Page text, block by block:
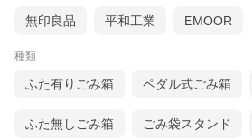
無印良品 平和工業 EMOOR
種類
ふた有りごみ箱 ペダル式ごみ箱
ふた無しごみ箱 ごみ袋スタンド